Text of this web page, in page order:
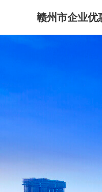
赣州市企业优